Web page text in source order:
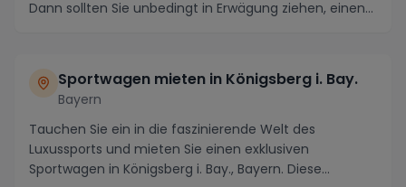
Dann sollten Sie unbedingt in Erwägung ziehen, einen...
Sportwagen mieten in Königsberg i. Bay.
Bayern
Tauchen Sie ein in die faszinierende Welt des
Luxussports und mieten Sie einen exklusiven
Sportwagen in Königsberg i. Bay., Bayern. Diese